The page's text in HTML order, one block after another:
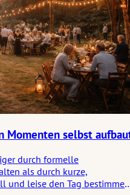
Momenten selbst
durch formelle
als durch kurze,
und leise den Tag